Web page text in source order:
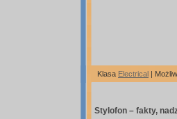
Klasa Electrical |
Stylofon – fakty,